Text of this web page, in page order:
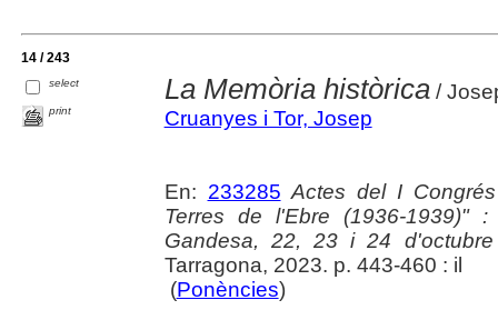
14 / 243
select
print
La Memòria històrica/
Cruanyes i Tor, Josep
En: 233285 Actes del I
Terres de l'Ebre (1936-1939)"
Gandesa, 22, 23 i 24
Tarragona, 2023. p. 443-460 : il
(Ponències)